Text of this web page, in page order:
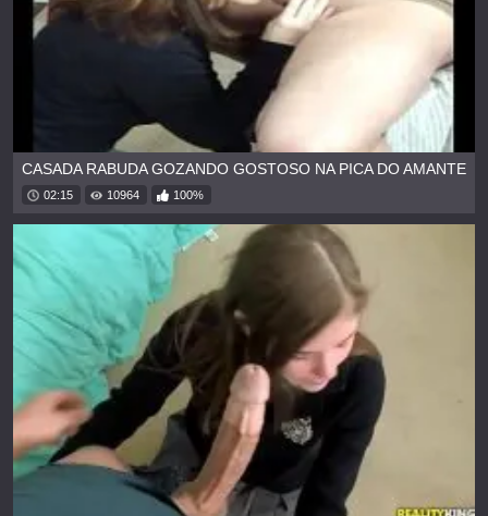
CASADA RABUDA GOZANDO GOSTOSO NA PICA DO AMANTE
02:15 10964 100%